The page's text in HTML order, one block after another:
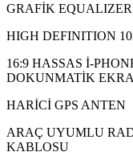
GRAFİK
HIGH DEFINITION
16:9 HASSAS İ-
DOKUNMATİK
HARİCİ GPS ANTEN
ARAÇ UYUMLU
KABLOSU